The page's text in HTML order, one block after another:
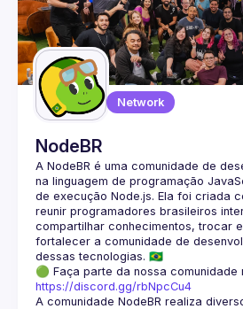
Events
Guilds
Network
NodeBR
A NodeBR é uma comunidade de
na linguagem de programação
de execução Node.js. Ela foi criada
reunir programadores brasileiros
compartilhar conhecimentos, trocar
fortalecer a comunidade de
🟢 Faça parte da nossa comunidade
https://discord.gg/rbNpcCu4
A comunidade NodeBR realiza